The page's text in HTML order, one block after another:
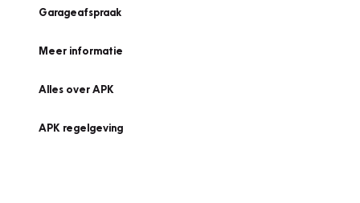
Garageafspraak
Meer informatie
Alles over APK
APK regelgeving